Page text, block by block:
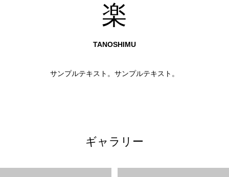
楽
TANOSHIMU
サンプルテキスト。サンプルテキスト。
ギャラリー